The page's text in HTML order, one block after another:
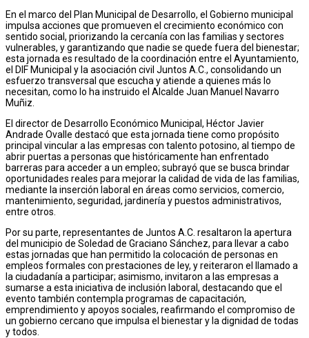
En el marco del Plan Municipal de Desarrollo, el Gobierno municipal
impulsa acciones que promueven el crecimiento económico con
sentido social, priorizando la cercanía con las familias y sectores
vulnerables, y garantizando que nadie se quede fuera del bienestar;
esta jornada es resultado de la coordinación entre el Ayuntamiento,
el DIF Municipal y la asociación civil Juntos A.C., consolidando un
esfuerzo transversal que escucha y atiende a quienes más lo
necesitan, como lo ha instruido el Alcalde Juan Manuel Navarro
Muñiz.
El director de Desarrollo Económico Municipal, Héctor Javier
Andrade Ovalle destacó que esta jornada tiene como propósito
principal vincular a las empresas con talento potosino, al tiempo de
abrir puertas a personas que históricamente han enfrentado
barreras para acceder a un empleo; subrayó que se busca brindar
oportunidades reales para mejorar la calidad de vida de las familias,
mediante la inserción laboral en áreas como servicios, comercio,
mantenimiento, seguridad, jardinería y puestos administrativos,
entre otros.
Por su parte, representantes de Juntos A.C. resaltaron la apertura
del municipio de Soledad de Graciano Sánchez, para llevar a cabo
estas jornadas que han permitido la colocación de personas en
empleos formales con prestaciones de ley, y reiteraron el llamado a
la ciudadanía a participar; asimismo, invitaron a las empresas a
sumarse a esta iniciativa de inclusión laboral, destacando que el
evento también contempla programas de capacitación,
emprendimiento y apoyos sociales, reafirmando el compromiso de
un gobierno cercano que impulsa el bienestar y la dignidad de todas
y todos.